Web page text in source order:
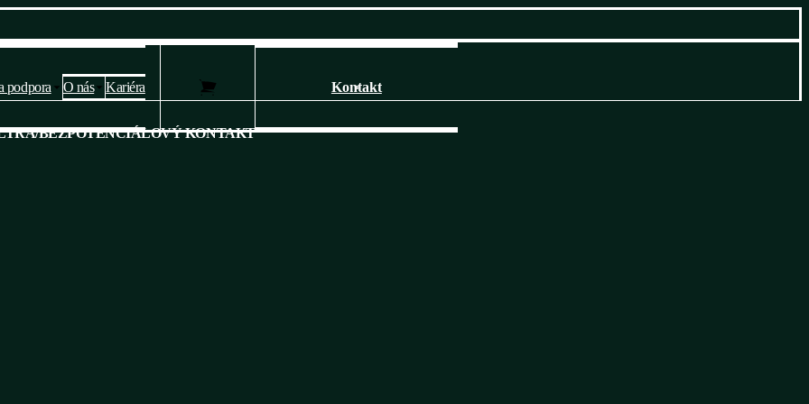
podpora O nás Kariéra Kontakt
/BEZPOTENCIÁLOVÝ KONTAKT
Nastavení soukromí a cookies 🍪